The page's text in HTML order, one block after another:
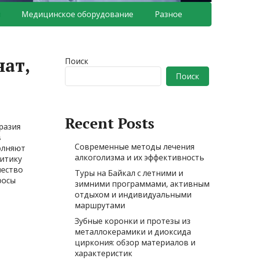
Медицинское оборудование Разное
Поиск
Поиск
Recent Posts
Современные методы лечения
алкоголизма и их эффективность
Туры на Байкал с летними и
зимними программами, активным
отдыхом и индивидуальными
маршрутами
Зубные коронки и протезы из
металлокерамики и диоксида
циркония: обзор материалов и
характеристик